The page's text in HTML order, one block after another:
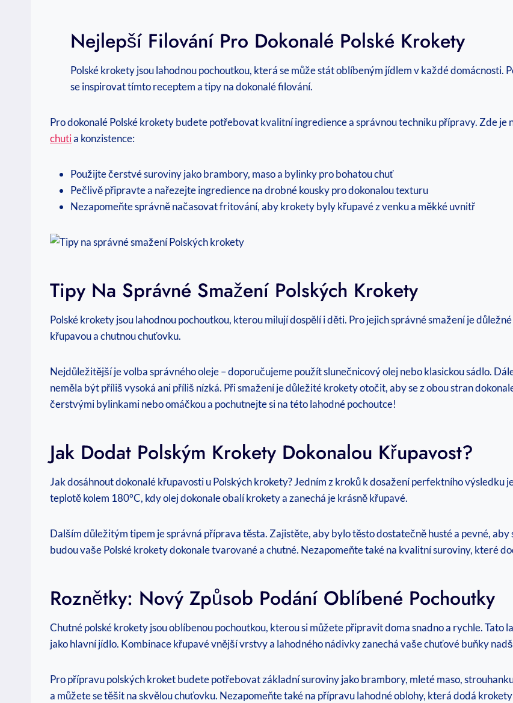
Nejlepší Filování Pro Dokonalé Polské Krokety
Polské krokety jsou lahodnou pochoutkou, která se může stát oblíbeným jídlem v každé
se inspirovat tímto receptem a tipy na dokonalé filování.
Pro dokonalé Polské krokety budete potřebovat kvalitní ingredience a správnou techniku přípravy. Zde je
chutia konzistence:
Použijte čerstvé suroviny jako brambory, maso a bylinky pro bohatou chuť
Pečlivě připravte a nařezejte ingredience na drobné kousky pro dokonalou texturu
Nezapomeňte správně načasovat fritování, aby krokety byly křupavé z venku a měkké uvnitř
Tipy Na Správné Smažení Polských Krokety
Polské krokety jsou lahodnou pochoutkou, kterou milují dospělí i děti. Pro jejich správné smažení je
křupavou a chutnou chuťovku.
Nejdůležitější je volba správného oleje – doporučujeme použít slunečnicový olej nebo klasickou sádlo.
neměla být příliš vysoká ani příliš nízká. Při smažení je důležité krokety otočit, aby se z obou stran
čerstvými bylinkami nebo omáčkou a pochutnejte si na této lahodné pochoutce!
Jak Dodat Polským Krokety Dokonalou Křupavost?
Jak dosáhnout dokonalé křupavosti u Polských krokety? Jedním z kroků k dosažení perfektního výsledku
teplotě kolem 180°C, kdy olej dokonale obalí krokety a zanechá je krásně křupavé.
Dalším důležitým tipem je správná příprava těsta. Zajistěte, aby bylo těsto dostatečně husté a pevné,
budou vaše Polské krokety dokonale tvarované a chutné. Nezapomeňte také na kvalitní suroviny, které
Roznětky: Nový Způsob Podání Oblíbené Pochoutky
Chutné polské krokety jsou oblíbenou pochoutkou, kterou si můžete připravit doma snadno a rychle. Tato
jako hlavní jídlo. Kombinace křupavé vnější vrstvy a lahodného nádivky zanechá vaše chuťové buňky
Pro přípravu polských kroket budete potřebovat základní suroviny jako brambory, mleté ​​maso,
a můžete se těšit na skvělou chuťovku. Nezapomeňte také na přípravu lahodné oblohy, která dodá